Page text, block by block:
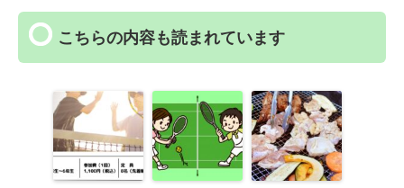
こちらの内容も読まれています